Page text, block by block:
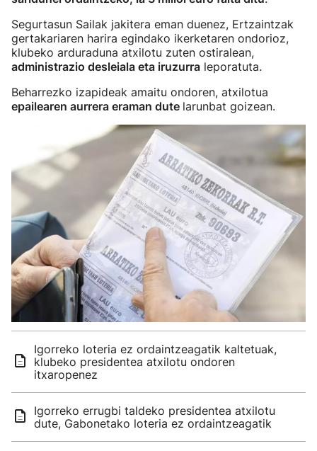
Segurtasun Sailak jakitera eman duenez, Ertzaintzak
gertakariaren harira egindako ikerketaren ondorioz,
klubeko arduraduna atxilotu zuten ostiralean,
administrazio desleiala eta iruzurra leporatuta.
Beharrezko izapideak amaitu ondoren, atxilotua
epailearen aurrera eraman dute larunbat goizean.
Igorreko loteria ez ordaintzeagatik kaltetuak,
klubeko presidentea atxilotu ondoren
itxaropenez
Igorreko errugbi taldeko presidentea atxilotu
dute, Gabonetako loteria ez ordaintzeagatik